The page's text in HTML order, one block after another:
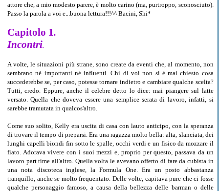
attore che, a mio modesto parere, è molto carino (ma, purtroppo, sconosciuto).
Passo la parola a voi e...buona lettura!!!^^ Bacini, Shi*
Capitolo 1.
Incontri.
A volte, le situazioni più strane, sono create da eventi che, al momento, non
sembrano nè importanti nè influenti. Chi di voi non si è mai chiesto cosa
succederebbe se, per caso, potesse tornare indietro e cambiare qualche scelta?
Tutti, credo. Eppure, anche il celebre detto lo dice: mai piangere sul latte
versato. Quella che doveva essere una semplice serata di lavoro, infatti, si
sarebbe tramutata in qualcos'altro.
Come suo solito, Kelly era uscita di casa con lauto anticipo, con la speranza
di trovare il tempo di preparsi. Era una ragazza molto bella: alta, slanciata, dei
lunghi capelli biondi fin sotto le spalle, occhi verdi e un fisico da mozzare il
fiato. Adorava vivere con i suoi mezzi e, proprio per questo, passava da un
lavoro part time all'altro. Quella volta le avevano offerto di fare da cubista in
una nota discoteca inglese, la Formula One. Era un posto abbastanza
tranquillo, anche se molto frequentato. Delle volte, capitava pure che ci fosse
qualche personaggio famoso, a causa della bellezza delle barman o delle